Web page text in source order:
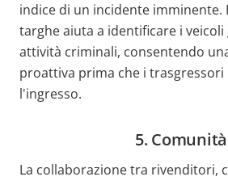
indice di un incidente imminente.
targhe aiuta a identificare i veicoli
attività criminali, consentendo
proattiva prima che i trasgressori
l'ingresso.
5. Comunità
La collaborazione tra rivenditori,